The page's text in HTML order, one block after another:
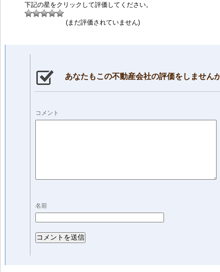
下記の星をクリックして評価してください。
(まだ評価されていません)
あなたもこの不動産会社の評価をしません
コメント
名前